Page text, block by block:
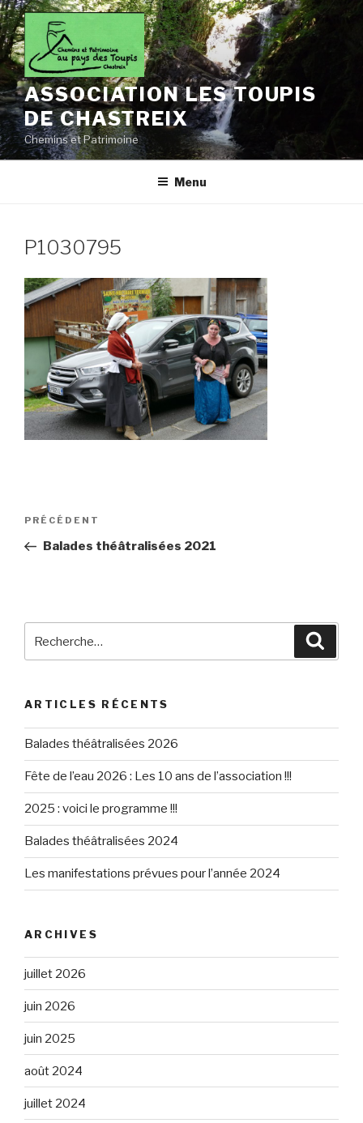
Aller
au
contenu
principal
ASSOCIATION LES TOUPIS
DE CHASTREIX
Chemins et Patrimoine
Menu
P1030795
Navigation
l’article
Article
précédent
PRÉCÉDENT
Balades théâtralisées 2021
ARTICLES RÉCENTS
Balades théâtralisées 2026
Fête de l’eau 2026 : Les 10 ans de l’association !!!
2025 : voici le programme !!!
Balades théâtralisées 2024
Les manifestations prévues pour l’année 2024
ARCHIVES
juillet 2026
juin 2026
juin 2025
août 2024
juillet 2024